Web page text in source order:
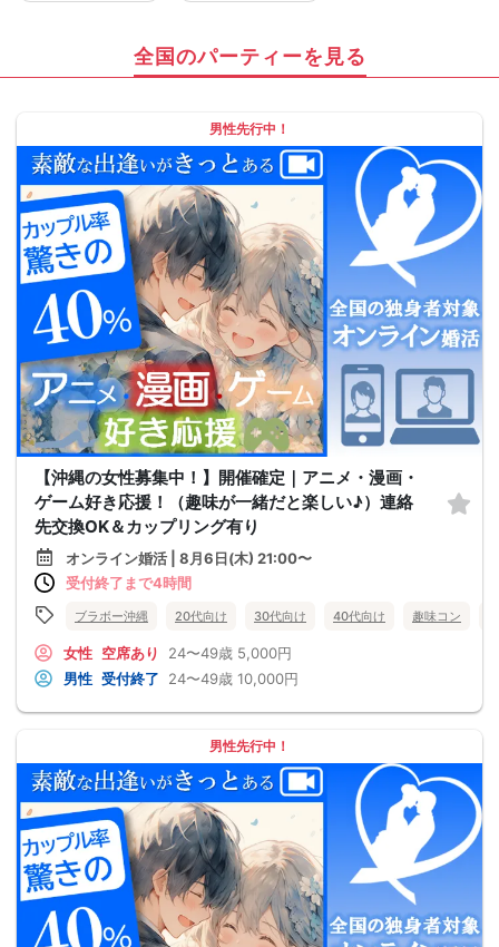
全国のパーティーを見る
男性先行中！
【沖縄の女性募集中！】開催確定｜アニメ・漫画・
ゲーム好き応援！（趣味が一緒だと楽しい♪）連絡
先交換OK＆カップリング有り
オンライン婚活 | 8月6日(木) 21:00〜
受付終了まで4時間
ブラボー沖縄 20代向け 30代向け 40代向け 趣味コン
女性 空席あり 24〜49歳 5,000円
男性 受付終了 24〜49歳 10,000円
男性先行中！